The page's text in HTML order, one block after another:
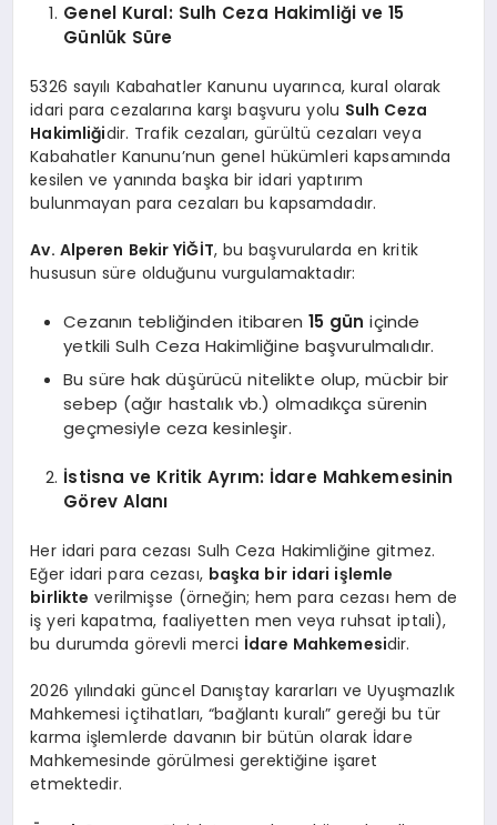
Genel Kural: Sulh Ceza Hakimliği ve 15
Günlük Süre
5326 sayılı Kabahatler Kanunu uyarınca, kural olarak
idari para cezalarına karşı başvuru yolu Sulh Ceza
Hakimliğidir. Trafik cezaları, gürültü cezaları veya
Kabahatler Kanunu’nun genel hükümleri kapsamında
kesilen ve yanında başka bir idari yaptırım
bulunmayan para cezaları bu kapsamdadır.
Av. Alperen Bekir YİĞİT, bu başvurularda en kritik
hususun süre olduğunu vurgulamaktadır:
Cezanın tebliğinden itibaren 15 gün içinde
yetkili Sulh Ceza Hakimliğine başvurulmalıdır.
Bu süre hak düşürücü nitelikte olup, mücbir bir
sebep (ağır hastalık vb.) olmadıkça sürenin
geçmesiyle ceza kesinleşir.
İstisna ve Kritik Ayrım: İdare Mahkemesinin
Görev Alanı
Her idari para cezası Sulh Ceza Hakimliğine gitmez.
Eğer idari para cezası, başka bir idari işlemle
birlikte verilmişse (örneğin; hem para cezası hem de
iş yeri kapatma, faaliyetten men veya ruhsat iptali),
bu durumda görevli merci İdare Mahkemesidir.
2026 yılındaki güncel Danıştay kararları ve Uyuşmazlık
Mahkemesi içtihatları, “bağlantı kuralı” gereği bu tür
karma işlemlerde davanın bir bütün olarak İdare
Mahkemesinde görülmesi gerektiğine işaret
etmektedir.